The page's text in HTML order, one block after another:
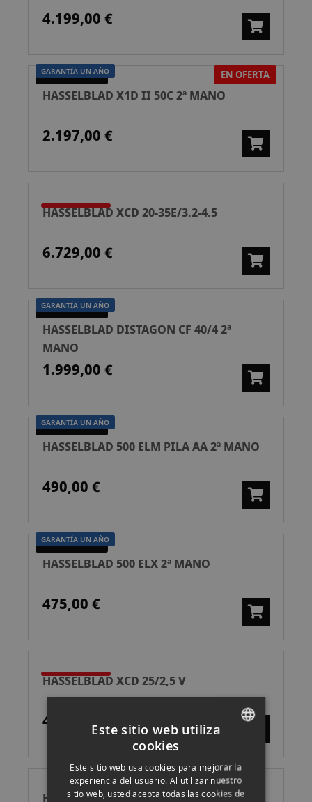
4.199,00 €
GARANTÍA UN AÑO
SEGUNDA MANO EN OFERTA
HASSELBLAD X1D II 50C 2ª MANO
2.197,00 €
HASSELBLAD XCD 20-35E/3.2-4.5
6.729,00 €
GARANTÍA UN AÑO
SEGUNDA MANO
HASSELBLAD DISTAGON CF 40/4 2ª
MANO
1.999,00 €
GARANTÍA UN AÑO
SEGUNDA MANO
HASSELBLAD 500 ELM PILA AA 2ª MANO
490,00 €
GARANTÍA UN AÑO
SEGUNDA MANO
HASSELBLAD 500 ELX 2ª MANO
475,00 €
HASSELBLAD XCD 25/2,5 V
4.199,00 €
HASSELBLAD XCD 35-100/2.8-4 E
ENGLISH
CATALAN
Este sitio web utiliza
cookies
Este sitio web usa cookies para mejorar la
experiencia del usuario. Al utilizar nuestro
sitio web, usted acepta todas las cookies de